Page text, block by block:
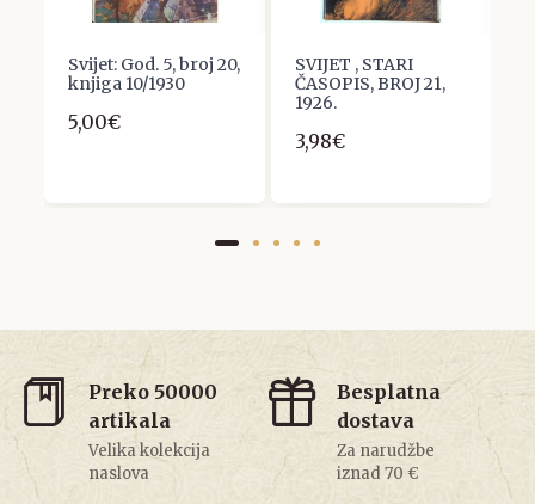
Svijet: God. 5, broj 20,
knjiga 10/1930
5,00€
SVIJET , STARI
ČASOPIS, BROJ 21,
1926.
3,98€
Preko 50000
artikala
Velika kolekcija
naslova
Besplatna
dostava
Za narudžbe
iznad 70 €